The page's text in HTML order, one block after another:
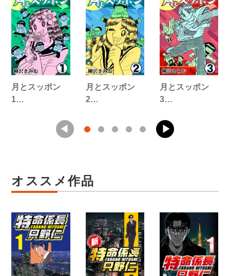
月とスッポン
1…
月とスッポン
2…
月とスッポン
3…
オススメ作品